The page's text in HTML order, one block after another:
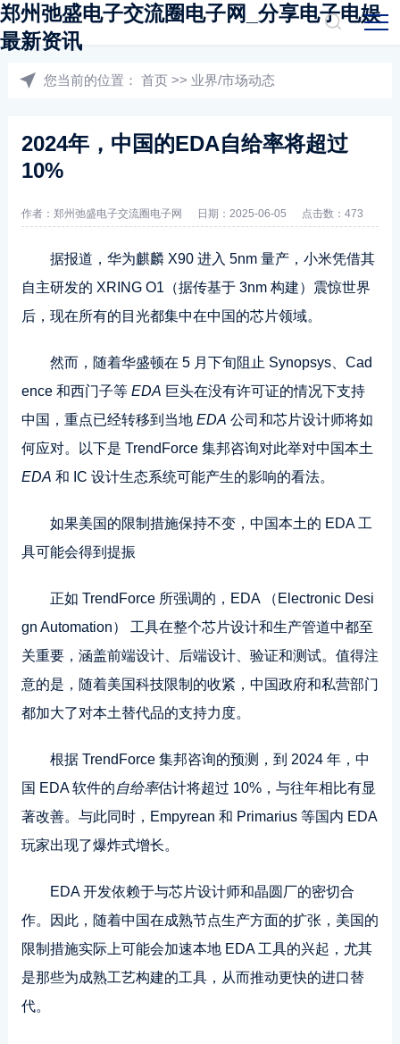
郑州弛盛电子交流圈电子网_分享电子电娱
最新资讯
您当前的位置： 首页 >> 业界/市场动态
2024年，中国的EDA自给率将超过
10%
作者：郑州弛盛电子交流圈电子网 日期：2025-06-05 点击数：473
据报道，华为麒麟 X90 进入 5nm 量产，小米凭借其
自主研发的 XRING O1（据传基于 3nm 构建）震惊世界
后，现在所有的目光都集中在中国的芯片领域。
然而，随着华盛顿在 5 月下旬阻止 Synopsys、Cad
ence 和西门子等 EDA 巨头在没有许可证的情况下支持
中国，重点已经转移到当地 EDA 公司和芯片设计师将如
何应对。以下是 TrendForce 集邦咨询对此举对中国本土
EDA 和 IC 设计生态系统可能产生的影响的看法。
如果美国的限制措施保持不变，中国本土的 EDA 工
具可能会得到提振
正如 TrendForce 所强调的，EDA （Electronic Desi
gn Automation） 工具在整个芯片设计和生产管道中都至
关重要，涵盖前端设计、后端设计、验证和测试。值得注
意的是，随着美国科技限制的收紧，中国政府和私营部门
都加大了对本土替代品的支持力度。
根据 TrendForce 集邦咨询的预测，到 2024 年，中
国 EDA 软件的自给率估计将超过 10%，与往年相比有显
著改善。与此同时，Empyrean 和 Primarius 等国内 EDA
玩家出现了爆炸式增长。
EDA 开发依赖于与芯片设计师和晶圆厂的密切合
作。因此，随着中国在成熟节点生产方面的扩张，美国的
限制措施实际上可能会加速本地 EDA 工具的兴起，尤其
是那些为成熟工艺构建的工具，从而推动更快的进口替
代。